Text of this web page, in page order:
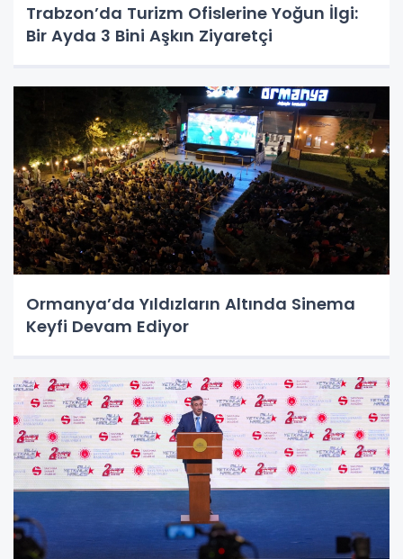
Trabzon’da Turizm Ofislerine Yoğun İlgi:
Bir Ayda 3 Bini Aşkın Ziyaretçi
Ormanya’da Yıldızların Altında Sinema
Keyfi Devam Ediyor